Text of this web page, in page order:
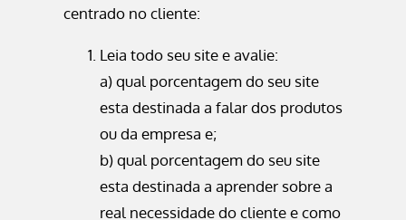
centrado no cliente:
Leia todo seu site e avalie:
a) qual porcentagem do seu site
esta destinada a falar dos produtos
ou da empresa e;
b) qual porcentagem do seu site
esta destinada a aprender sobre a
real necessidade do cliente e como